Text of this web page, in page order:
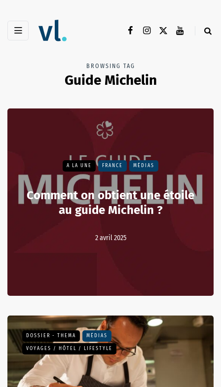
BROWSING TAG
Guide Michelin
A LA UNE FRANCE MÉDIAS
Comment on obtient une étoile
au guide Michelin ?
2 avril 2025
DOSSIER - THEMA MÉDIAS
VOYAGES / HÔTEL / LIFESTYLE